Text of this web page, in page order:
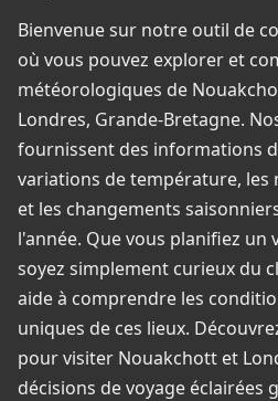
Bienvenue sur notre outil de
où vous pouvez explorer et
météorologiques de
Londres, Grande-Bretagne.
fournissent des informations
variations de température, les
et les changements
l'année. Que vous planifiez un
soyez simplement curieux du
aide à comprendre les
uniques de ces lieux.
pour visiter Nouakchott et
décisions de voyage éclairées